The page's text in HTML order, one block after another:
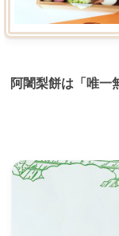
阿闍梨餅は「唯一